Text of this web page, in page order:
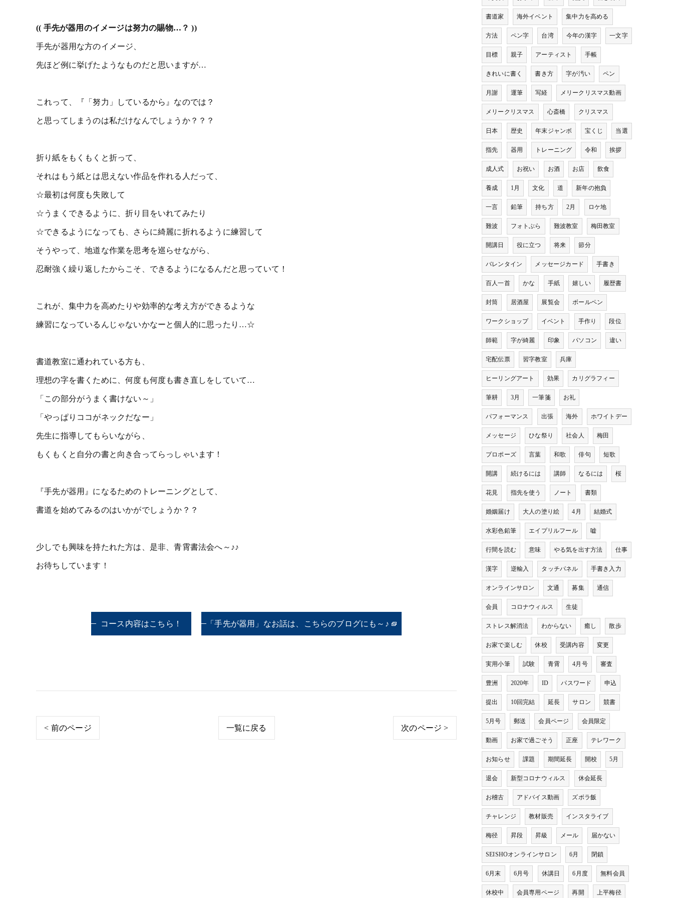
(( 手先が器用のイメージは努力の賜物…？ ))
手先が器用な方のイメージ、
先ほど例に挙げたようなものだと思いますが…
これって、『「努力」しているから』なのでは？
と思ってしまうのは私だけなんでしょうか？？？
折り紙をもくもくと折って、
それはもう紙とは思えない作品を作れる人だって、
☆最初は何度も失敗して
☆うまくできるように、折り目をいれてみたり
☆できるようになっても、さらに綺麗に折れるように練習して
そうやって、地道な作業を思考を巡らせながら、
忍耐強く繰り返したからこそ、できるようになるんだと思っていて！
これが、集中力を高めたりや効率的な考え方ができるような
練習になっているんじゃないかなーと個人的に思ったり…☆
書道教室に通われている方も、
理想の字を書くために、何度も何度も書き直しをしていて…
「この部分がうまく書けない～」
「やっぱりココがネックだなー」
先生に指導してもらいながら、
もくもくと自分の書と向き合ってらっしゃいます！
『手先が器用』になるためのトレーニングとして、
書道を始めてみるのはいかがでしょうか？？
少しでも興味を持たれた方は、是非、青霄書法会へ～♪♪
お待ちしています！
コース内容はこちら！ 「手先が器用」なお話は、こちらのブログにも～♪
< 前のページ 一覧に戻る 次のページ >
書道家 海外イベント 集中力を高める
方法 ペン字 台湾 今年の漢字 一文字
目標 親子 アーティスト 手帳
きれいに書く 書き方 字が汚い ペン
月謝 運筆 写経 メリークリスマス動画
メリークリスマス 心斎橋 クリスマス
日本 歴史 年末ジャンボ 宝くじ 当選
指先 器用 トレーニング 令和 挨拶
成人式 お祝い お酒 お店 飲食
養成 1月 文化 道 新年の抱負
一言 鉛筆 持ち方 2月 ロケ地
難波 フォトぶら 難波教室 梅田教室
開講日 役に立つ 将来 節分
バレンタイン メッセージカード 手書き
百人一首 かな 手紙 嬉しい 履歴書
封筒 居酒屋 展覧会 ボールペン
ワークショップ イベント 手作り 段位
師範 字が綺麗 印象 パソコン 違い
宅配伝票 習字教室 兵庫
ヒーリングアート 効果 カリグラフィー
筆耕 3月 一筆箋 お礼
パフォーマンス 出張 海外 ホワイトデー
メッセージ ひな祭り 社会人 梅田
プロポーズ 言葉 和歌 俳句 短歌
開講 続けるには 講師 なるには 桜
花見 指先を使う ノート 書類
婚姻届け 大人の塗り絵 4月 結婚式
水彩色鉛筆 エイプリルフール 嘘
行間を読む 意味 やる気を出す方法 仕事
漢字 逆輸入 タッチパネル 手書き入力
オンラインサロン 文通 募集 通信
会員 コロナウィルス 生徒
ストレス解消法 わからない 癒し 散歩
お家で楽しむ 休校 受講内容 変更
実用小筆 試験 青霄 4月号 審査
豊洲 2020年 ID パスワード 申込
提出 10回完結 延長 サロン 競書
5月号 郵送 会員ページ 会員限定
動画 お家で過ごそう 正座 テレワーク
お知らせ 課題 期間延長 開校 5月
退会 新型コロナウィルス 休会延長
お稽古 アドバイス動画 ズボラ飯
チャレンジ 教材販売 インスタライブ
梅径 昇段 昇級 メール 届かない
SEISHOオンラインサロン 6月 閉鎖
6月末 6月号 休講日 6月度 無料会員
休校中 会員専用ページ 再開 上平梅径